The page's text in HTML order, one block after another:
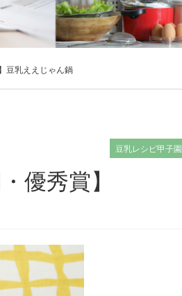
豆乳ええじゃん鍋
豆乳レシピ甲子園
優秀賞】